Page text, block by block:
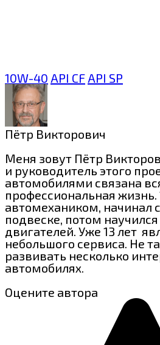
10W-40 API CF API SP
Пётр Викторович
Меня зовут Пётр
и руководитель этого
автомобилями связана
профессиональная жизнь.
автомехаником, начинал
подвеске, потом
двигателей. Уже 13 лет
небольшого сервиса. Не
развивать несколько
автомобилях.
Оцените автора